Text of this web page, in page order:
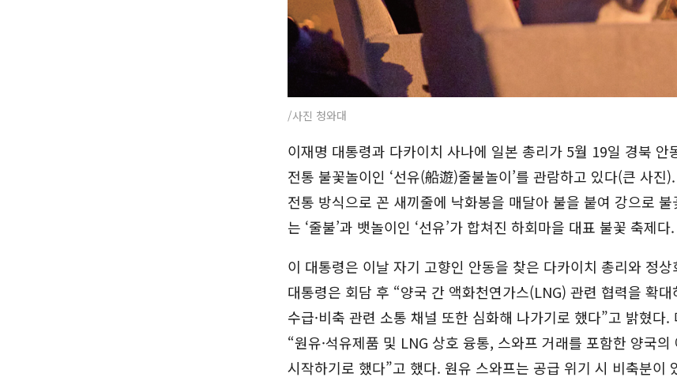
/사진 청와대
이재명 대통령과 다카이치 사나에 일본 총리가 5월 19일 경북 안
전통 불꽃놀이인 ‘선유(船遊)줄불놀이’를 관람하고 있다(큰 사진
전통 방식으로 꼰 새끼줄에 낙화봉을 매달아 불을 붙여 강으로
는 ‘줄불’과 뱃놀이인 ‘선유’가 합쳐진 하회마을 대표 불꽃 축제다.
이 대통령은 이날 자기 고향인 안동을 찾은 다카이치 총리와 정상
대통령은 회담 후 “양국 간 액화천연가스(LNG) 관련 협력을 확
수급·비축 관련 소통 채널 또한 심화해 나가기로 했다”고 밝혔다.
“원유·석유제품 및 LNG 상호 융통, 스와프 거래를 포함한 양국의
시작하기로 했다”고 했다. 원유 스와프는 공급 위기 시 비축분이